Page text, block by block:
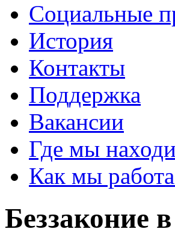
Социальные
История
Контакты
Поддержка
Вакансии
Где мы
Как мы
Беззаконие